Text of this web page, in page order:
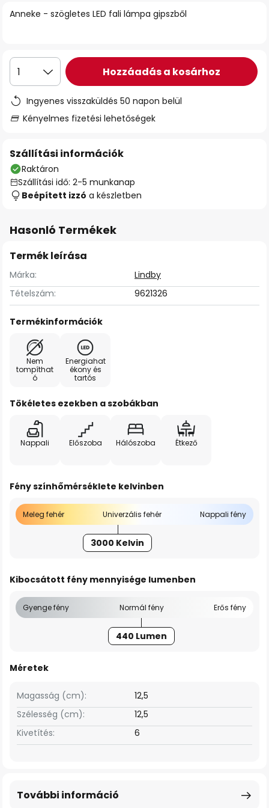
Anneke - szögletes LED fali lámpa gipszből
1 Hozzáadás a kosárhoz
Ingyenes visszaküldés 50 napon belül
Kényelmes fizetési lehetőségek
Szállítási információk
Raktáron
Szállítási idő: 2-5 munkanap
Beépített izzó a készletben
Hasonló Termékek
Termék leírása
Márka:
Lindby
Tételszám:
9621326
Termékinformációk
Nem
tompíthat
ó
Energiahat
ékony és
tartós
Tökéletes ezekben a szobákban
Nappali Előszoba Hálószoba Étkező
Fény színhőmérséklete kelvinben
Meleg fehér Univerzális fehér Nappali fény
3000 Kelvin
Kibocsátott fény mennyisége lumenben
Gyenge fény Normál fény Erős fény
440 Lumen
Méretek
Szélesség (cm): 12,5
Magasság (cm): 12,5
Kivetítés: 6
További információ